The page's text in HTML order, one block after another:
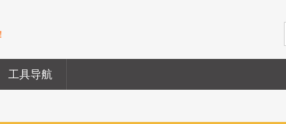
工具导航